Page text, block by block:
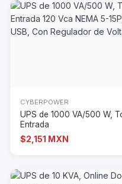
CYBERPOWER
UPS de 1000 VA/500 W,
Entrada
$2,151 MXN